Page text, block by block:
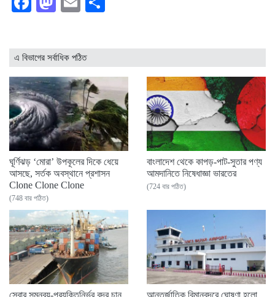
এ বিভাগের সর্বাধিক পঠিত
ঘূর্ণিঝড় ‘মোরা’ উপকূলের দিকে ধেয়ে
আসছে, সর্তক অবস্থানে প্রশাসন
Clone Clone Clone
(748 বার পঠিত)
বাংলাদেশ থেকে কাপড়-পাট-সুতার পণ্য
আমদানিতে নিষেধাজ্ঞা ভারতের
(724 বার পঠিত)